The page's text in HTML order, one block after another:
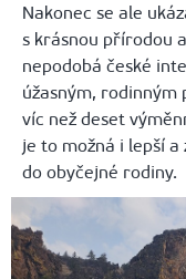
Nakonec se ale
s krásnou přírodou
nepodobá české
úžasným, rodinným
víc než deset
je to možná i lepší a
do obyčejné rodiny.